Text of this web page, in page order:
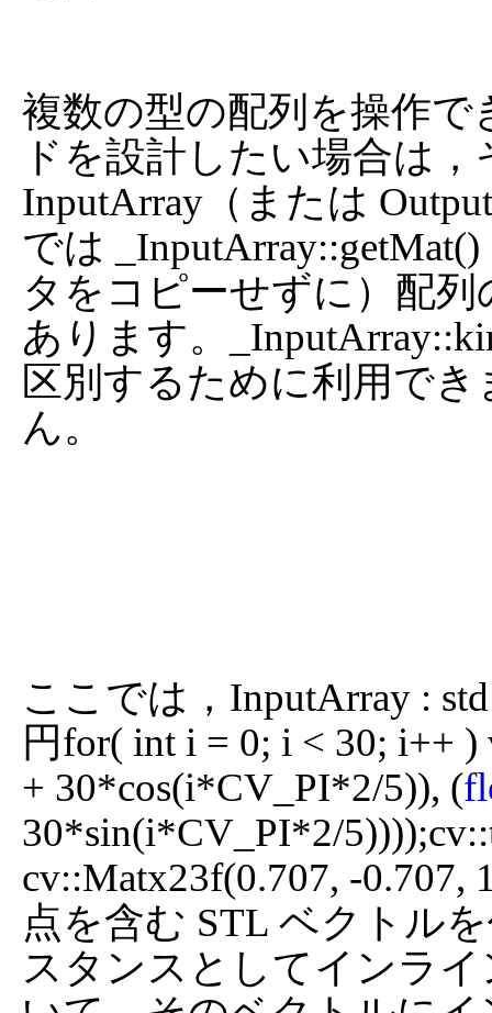
複数の型の配列を操作
ドを設計したい場合は
InputArray（または
では
タをコピーせずに）配
あります。
区別するために利用で
ん。
ここでは，InputArray :
円for( int i = 0; i < 30; i++ )
+ 30*cos(i*CV_PI*2/5)), (
30*sin(i*CV_PI*2/
cv::Matx23f(0.707, -0.707,
点を含む STL ベクトル
スタンスとしてインラ